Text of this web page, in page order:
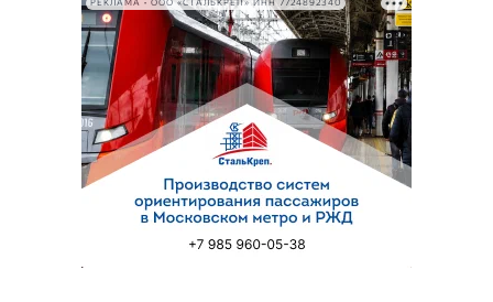
РЕКЛАМА • ООО «СТАЛЬКРЕП» ИНН 7724892340